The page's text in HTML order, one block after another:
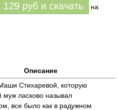
129 руб и скачать
на
Описание
Стихаревой, которую
ласково называл
все было как в радужном